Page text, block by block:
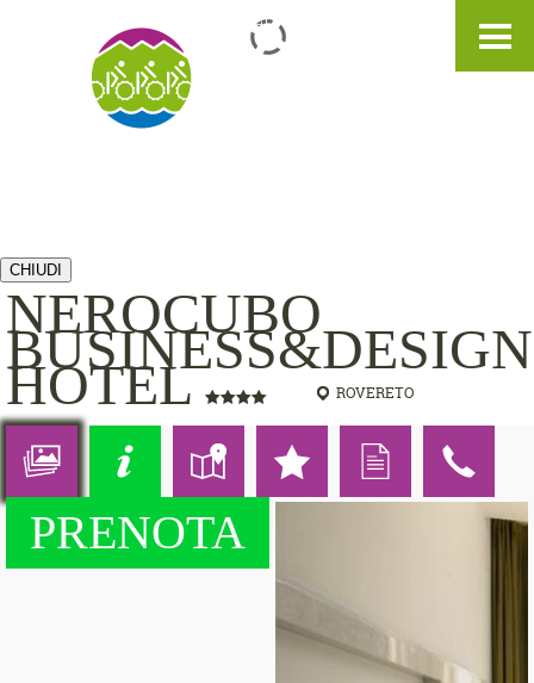
EN
CHIUDI
NEROCUBO
HOTEL ROVERETO
PRENOTA